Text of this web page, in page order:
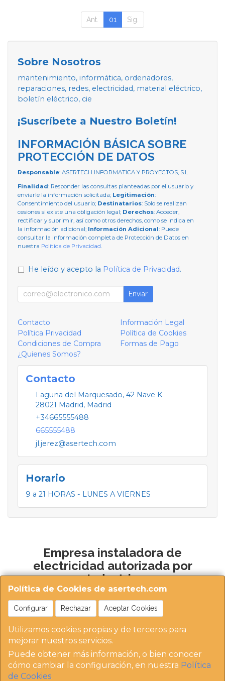
Ant. 01 Sig.
Política de Cookies de asertech.com
Configurar Rechazar Aceptar Cookies
Utilizamos cookies propias y de terceros para
mejorar nuestros servicios.
Puede obtener más información, o bien conocer
cómo cambiar la configuración, en nuestra Política
de Cookies.
Sobre Nosotros
mantenimiento, informática, ordenadores,
reparaciones, redes, electricidad, material eléctrico,
boletín eléctrico, cie
¡Suscríbete a Nuestro Boletín!
INFORMACIÓN BÁSICA SOBRE
PROTECCIÓN DE DATOS
Responsable: ASERTECH INFORMATICA Y PROYECTOS, S.L.
Finalidad: Responder las consultas planteadas por el usuario y
enviarle la información solicitada; Legitimación:
Consentimiento del usuario; Destinatarios: Solo se realizan
cesiones si existe una obligación legal; Derechos: Acceder,
rectificar y suprimir, así como otros derechos, como se indica en
la información adicional; Información Adicional: Puede
consultar la información completa de Protección de Datos en
nuestra Política de Privacidad.
He leído y acepto la Política de Privacidad.
Enviar
Contacto
Información Legal
Política Privacidad
Política de Cookies
Condiciones de Compra
Formas de Pago
¿Quienes Somos?
Contacto
Laguna del Marquesado, 42 Nave K
28021 Madrid, Madrid
+34665555488
665555488
jl.jerez@asertech.com
Horario
9 a 21 HORAS - LUNES A VIERNES
Empresa instaladora de
electricidad autorizada por
Industria
https://instaladoresdemadrid.com/at_biz_dir/asertec
h-ip/